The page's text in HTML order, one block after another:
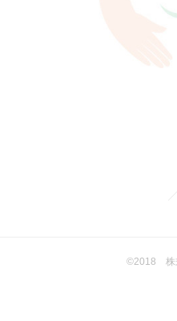
©2018 株